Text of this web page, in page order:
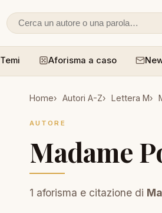
Cerca un autore o un aforisma
Temi Aforisma a caso
Home Autori A-Z Lettera M
AUTORE
Madame
1 aforisma e citazione di